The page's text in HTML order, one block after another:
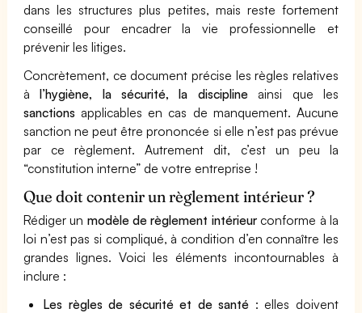
dans les structures plus petites, mais reste fortement
conseillé pour encadrer la vie professionnelle et
prévenir les litiges.
Concrètement, ce document précise les règles relatives
àl’hygiène, la sécurité, la disciplineainsi que les
sanctions applicables en cas de manquement. Aucune
sanction ne peut être prononcée si elle n’est pas prévue
par ce règlement. Autrement dit, c’est un peu la
“constitution interne” de votre entreprise !
Que doit contenir un règlement intérieur ?
Rédiger un modèle de règlement intérieurconforme à la
loi n’est pas si compliqué, à condition d’en connaître les
grandes lignes. Voici les éléments incontournables à
inclure :
Les règles de sécurité et de santé : elles doivent